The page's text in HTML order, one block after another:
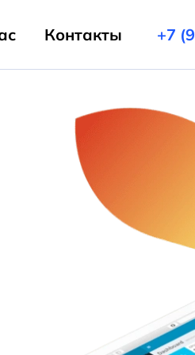
Техническая доработка сайта
Техподдержка сайтов на
Дизайн сайта
Контакты +7